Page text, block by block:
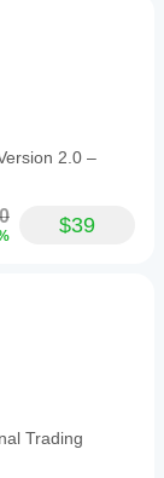
2.0 –
$39
Trading